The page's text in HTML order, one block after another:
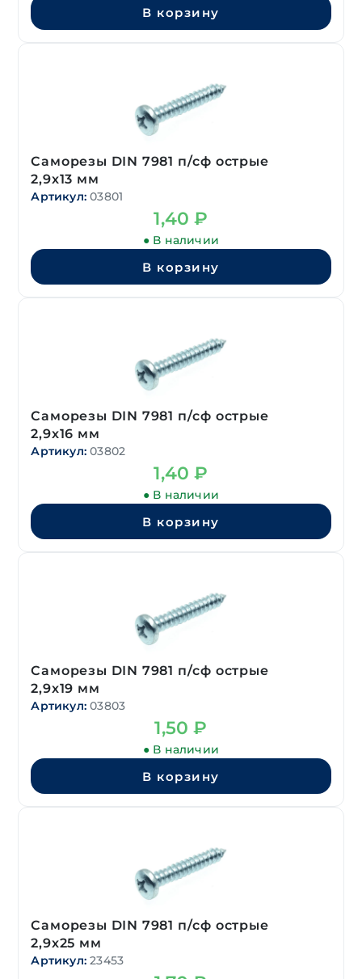
В корзину
Саморезы DIN 7981 п/сф острые
2,9х13 мм
Артикул: 03801
1,40₽
● В наличии
В корзину
Саморезы DIN 7981 п/сф острые
2,9х16 мм
Артикул: 03802
1,40₽
● В наличии
В корзину
Саморезы DIN 7981 п/сф острые
2,9х19 мм
Артикул: 03803
1,50₽
● В наличии
В корзину
Саморезы DIN 7981 п/сф острые
2,9х25 мм
Артикул: 23453